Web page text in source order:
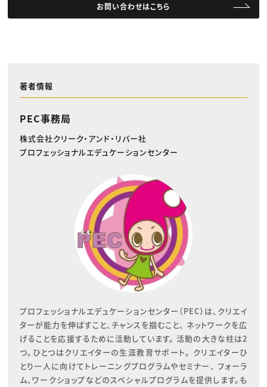
お問い合わせはこちら
著者情報
PEC事務局
株式会社クリーク・アンド・リバー社
プロフェッショナルエデュケーションセンター
プロフェッショナルエデュケーションセンター（PEC）は、クリエイ
ターが能力を伸ばすこと、チャンスを掴むこと、 ネットワークを広
げることを応援するために活動しています。 活動の大きな柱は2
つ。ひとつはクリエイターの生涯教育サポート。 クリエイターひ
とり一人に向けてトレーニングプログラムやセミナー、 フォーラ
ム、ワークショップなどのスペシャルプログラムを提供します。も